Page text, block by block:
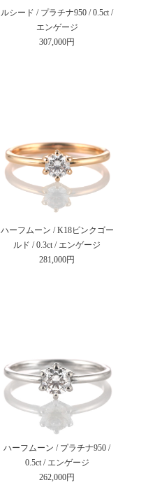
ルシード / プラチナ950 / 0.5ct /
エンゲージ
307,000円
ハーフムーン / K18ピンクゴー
ルド / 0.3ct / エンゲージ
281,000円
ハーフムーン / プラチナ950 /
0.5ct / エンゲージ
262,000円